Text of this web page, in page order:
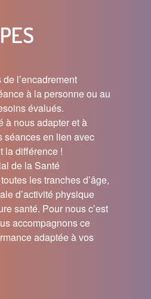
l’encadrement
à la personne ou au
évalués.
à nous adapter et à
séances en lien avec
la différence !
de la Santé
les tranches d’âge,
d’activité physique
santé. Pour nous c’est
accompagnons ce
adaptée à vos